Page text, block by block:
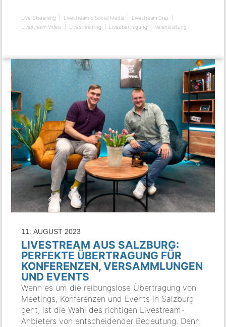
Live-Streaming Livestream & Social Media
Livestream Graz
Livestream-Video
Livestreaming Liveübertragung Veranstaltung
11. AUGUST 2023
LIVESTREAM AUS SALZBURG:
PERFEKTE ÜBERTRAGUNG FÜR
KONFERENZEN, VERSAMMLUNGEN
UND EVENTS
Wenn es um die reibungslose Übertragung von
Meetings, Konferenzen und Events in Salzburg
geht, ist die Wahl des richtigen Livestream-
Anbieters von entscheidender Bedeutung. Denn